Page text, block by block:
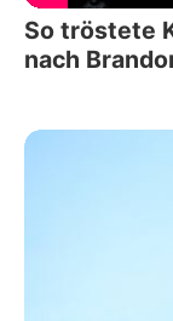
So tröstete
nach